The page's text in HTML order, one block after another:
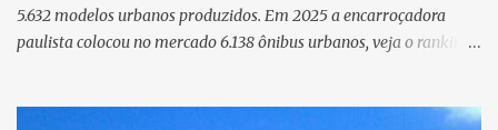
5.632 modelos urbanos produzidos. Em 2025 a encarroçadora
paulista colocou no mercado 6.138 ônibus urbanos, veja o ranking